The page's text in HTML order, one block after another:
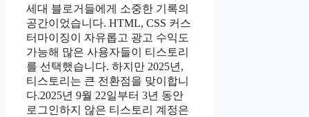
세대 블로거들에게 소중한 기록의
공간이었습니다. HTML, CSS 커스
터마이징이 자유롭고 광고 수익도
가능해 많은 사용자들이 티스토리
를 선택했습니다. 하지만 2025년,
티스토리는 큰 전환점을 맞이합니
다.2025년 9월 22일부터 3년 동안
로그인하지 않은 티스토리 계정은